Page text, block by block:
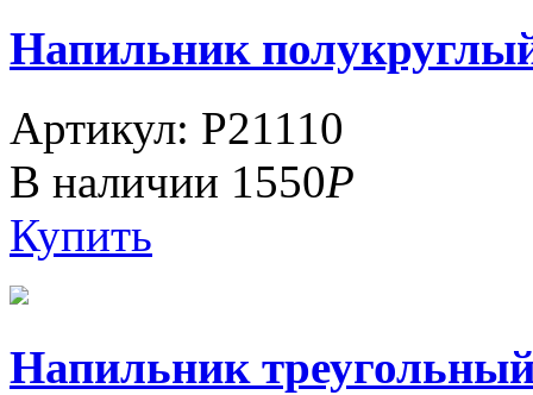
Напильник
Артикул: P21110
В наличии 1550Р
Купить
Напильник